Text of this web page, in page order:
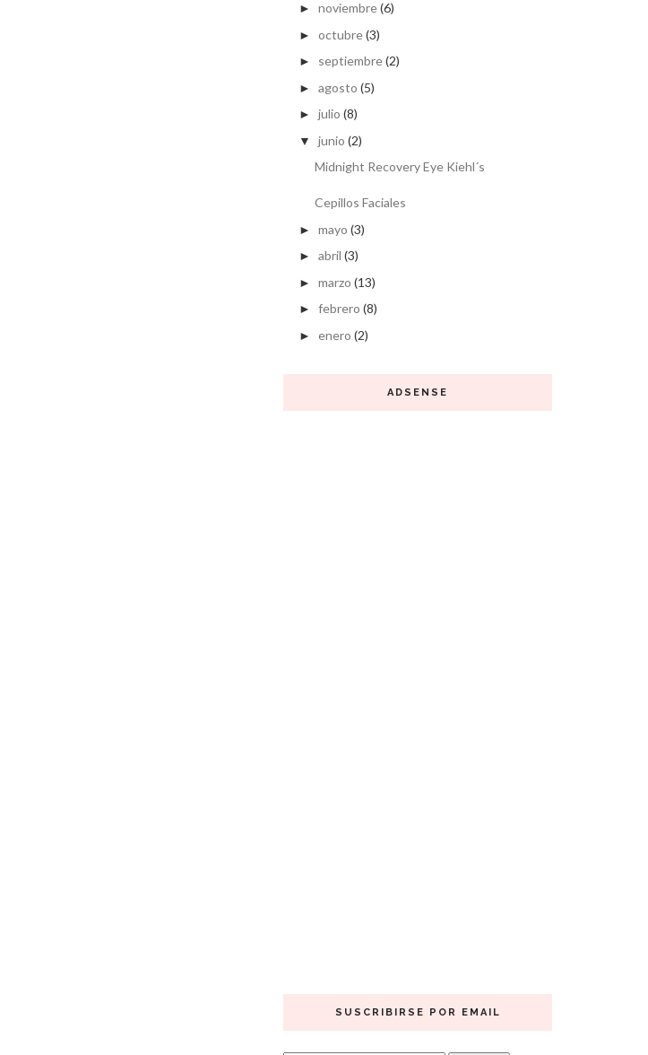
► noviembre(6)
► octubre(3)
► septiembre(2)
► agosto (5)
► julio (8)
▼ junio (2)
Midnight Recovery Eye Kiehl´s
Cepillos Faciales
► mayo (3)
► abril (3)
► marzo (13)
► febrero (8)
► enero (2)
ADSENSE
SUSCRIBIRSE POR EMAIL